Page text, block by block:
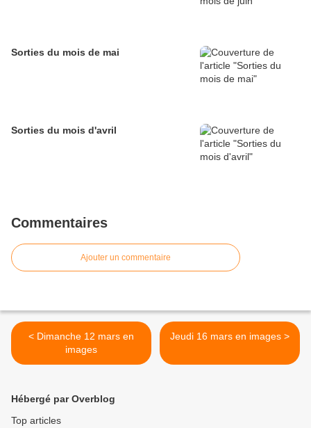
Sorties du mois de mai
Sorties du mois d'avril
Commentaires
Ajouter un commentaire
< Dimanche 12 mars en
images
Jeudi 16 mars en images >
Hébergé par Overblog
Top articles